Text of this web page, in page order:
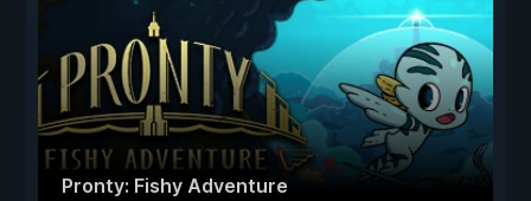
Pronty: Fishy Adventure